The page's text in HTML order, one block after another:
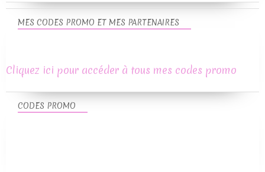
CODES PROMO
MES CODES PROMO ET MES PARTENAIRES
Cliquez ici pour accéder à tous mes codes promo